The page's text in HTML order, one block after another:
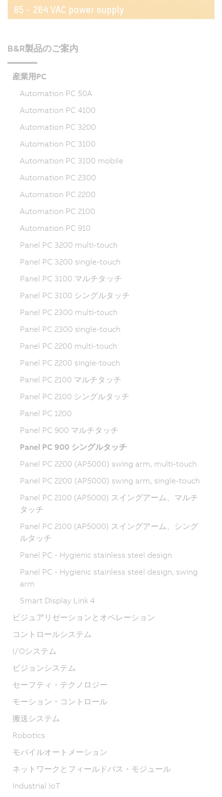
B&R製品のご案内
産業用PC
Automation PC 50A
Automation PC 4100
Automation PC 3200
Automation PC 3100
Automation PC 3100 mobile
Automation PC 2300
Automation PC 2200
Automation PC 2100
Automation PC 910
Panel PC 3200 multi-touch
Panel PC 3200 single-touch
Panel PC 3100 マルチタッチ
Panel PC 3100 シングルタッチ
Panel PC 2300 multi-touch
Panel PC 2300 single-touch
Panel PC 2200 multi-touch
Panel PC 2200 single-touch
Panel PC 2100 マルチタッチ
Panel PC 2100 シングルタッチ
Panel PC 1200
Panel PC 900 マルチタッチ
Panel PC 900 シングルタッチ
Panel PC 2200 (AP5000) swing arm, multi-touch
Panel PC 2200 (AP5000) swing arm, single-touch
Panel PC 2100 (AP5000) スイングアーム、マルチ
タッチ
Panel PC 2100 (AP5000) スイングアーム、シング
ルタッチ
Panel PC - Hygienic stainless steel design
Panel PC - Hygienic stainless steel design, swing
arm
Smart Display Link 4
ビジュアリゼーションとオペレーション
コントロールシステム
I/Oシステム
ビジョンシステム
セーフティ・テクノロジー
モーション・コントロール
搬送システム
Robotics
モバイルオートメーション
ネットワークとフィールドバス・モジュール
Industrial IoT